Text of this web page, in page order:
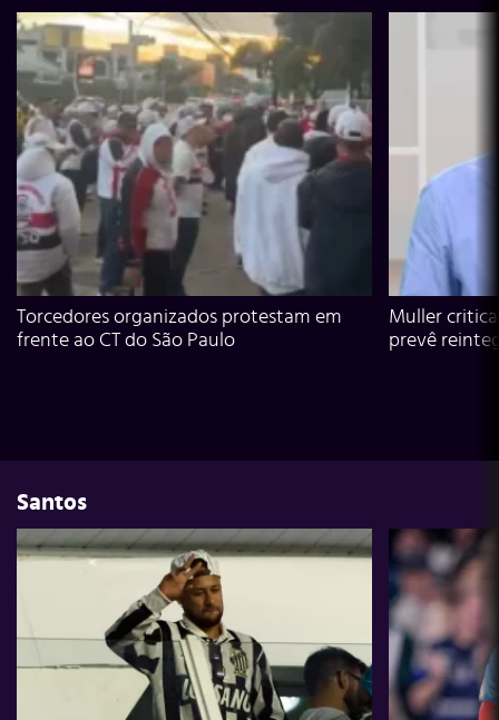
Torcedores organizados protestam em
frente ao CT do São Paulo
Muller
prevê
Santos